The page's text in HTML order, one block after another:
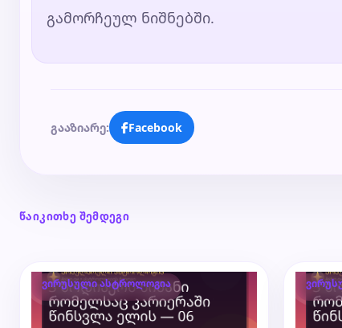
გამორჩეულ ნიშნებში.
გააზიარე: Facebook
წაიკითხე შემდეგი
ვირუსული ასტროლოგია